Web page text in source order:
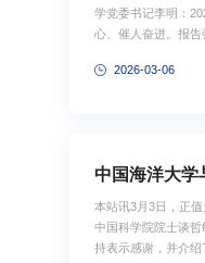
学党委书记李明：
心、催人奋进。报
体师生重要回信和视...
2026-03-06
中国海洋大学
本站讯3月3日，正
中国科学院院士谈
持表示感谢，并介绍